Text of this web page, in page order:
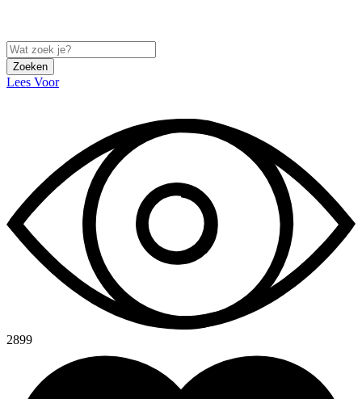
Zoeken
Lees Voor
2899